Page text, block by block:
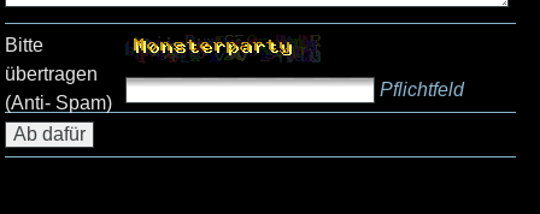
Bitte
übertragen
(Anti- Spam)
Pflichtfeld